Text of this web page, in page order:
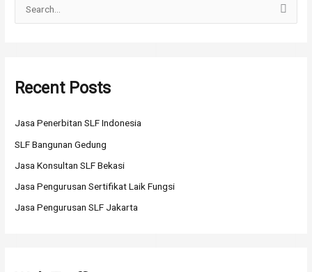
c
f
o
Recent Posts
Jasa Penerbitan SLF Indonesia
SLF Bangunan Gedung
Jasa Konsultan SLF Bekasi
Jasa Pengurusan Sertifikat Laik Fungsi
Jasa Pengurusan SLF Jakarta